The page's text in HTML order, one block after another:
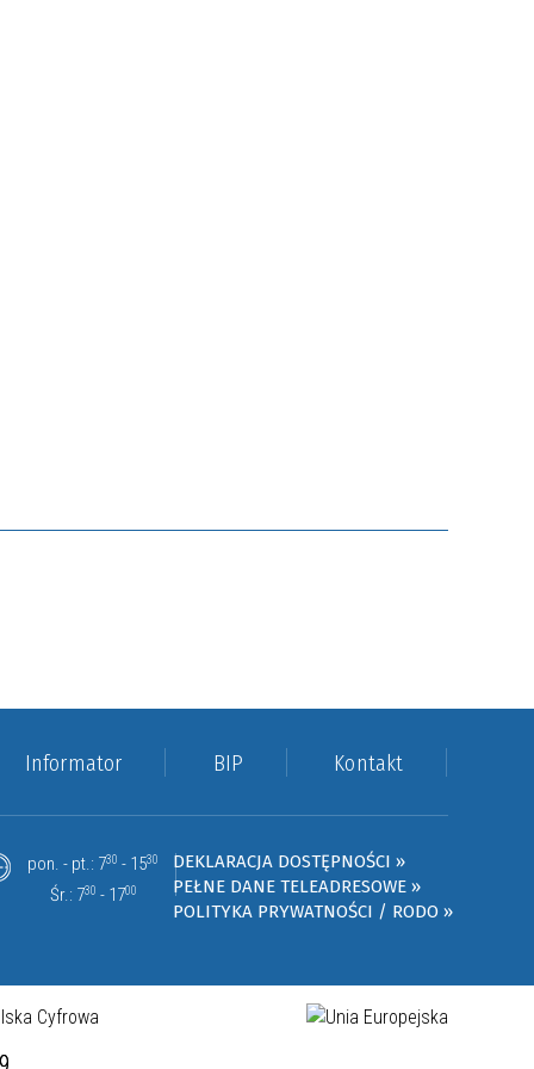
Informator BIP Kontakt
pon. - pt.: 730 - 1530
Śr.: 730 - 1700
DEKLARACJA DOSTĘPNOŚCI »
PEŁNE DANE TELEADRESOWE »
POLITYKA PRYWATNOŚCI / RODO »